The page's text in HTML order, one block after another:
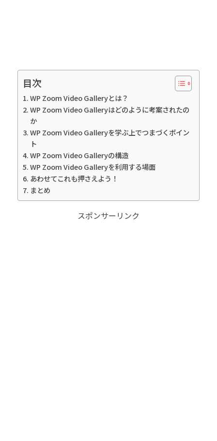
目次
WP Zoom Video Galleryとは？
WP Zoom Video Galleryはどのように考案されたの
か
WP Zoom Video Galleryを学ぶ上でつまづくポイン
ト
WP Zoom Video Galleryの構造
WP Zoom Video Galleryを利用する場面
あわせてこれも押さえよう！
まとめ
スポンサーリンク